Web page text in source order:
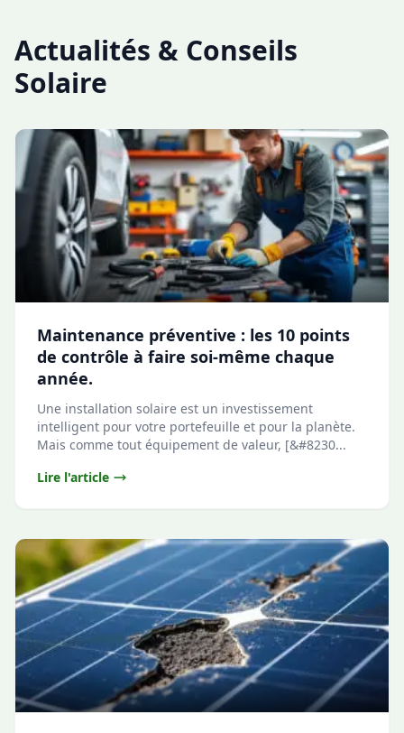
Actualités & Conseils
Solaire
Maintenance préventive : les 10 points
de contrôle à faire soi-même chaque
année.
Une installation solaire est un investissement
intelligent pour votre portefeuille et pour la planète.
Mais comme tout équipement de valeur, [&#8230...
Lire l'article